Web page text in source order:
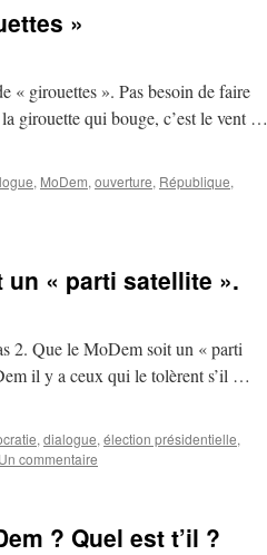
»
« girouettes ». Pas besoin de faire
girouette qui bouge, c’est le vent …
, MoDem, ouverture, République,
« parti satellite ».
2. Que le MoDem soit un « parti
il y a ceux qui le tolèrent s’il …
, dialogue, élection présidentielle,
Un commentaire
? Quel est t’il ?